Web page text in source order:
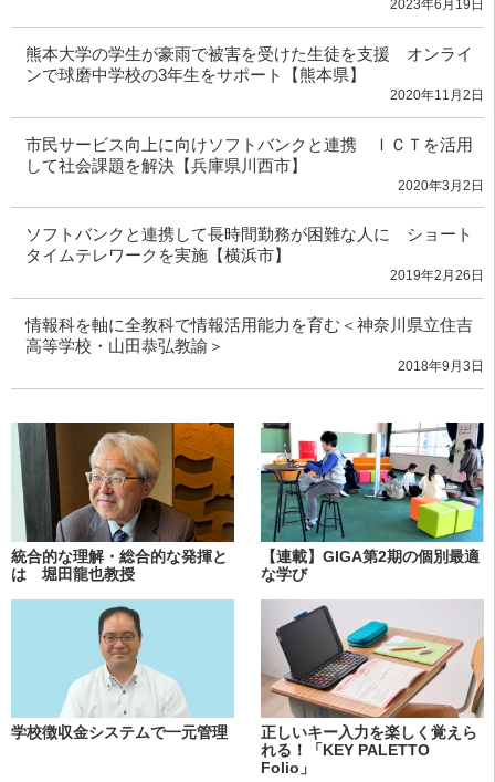
2023年6月19日
熊本大学の学生が豪雨で被害を受けた生徒を支援 オンライ
ンで球磨中学校の3年生をサポート【熊本県】
2020年11月2日
市民サービス向上に向けソフトバンクと連携 ＩＣＴを活用
して社会課題を解決【兵庫県川西市】
2020年3月2日
ソフトバンクと連携して長時間勤務が困難な人に ショート
タイムテレワークを実施【横浜市】
2019年2月26日
情報科を軸に全教科で情報活用能力を育む＜神奈川県立住吉
高等学校・山田恭弘教諭＞
2018年9月3日
統合的な理解・総合的な発揮と
は 堀田龍也教授
【連載】GIGA第2期の個別最適
な学び
学校徴収金システムで一元管理
正しいキー入力を楽しく覚えら
れる！「KEY PALETTO
Folio」